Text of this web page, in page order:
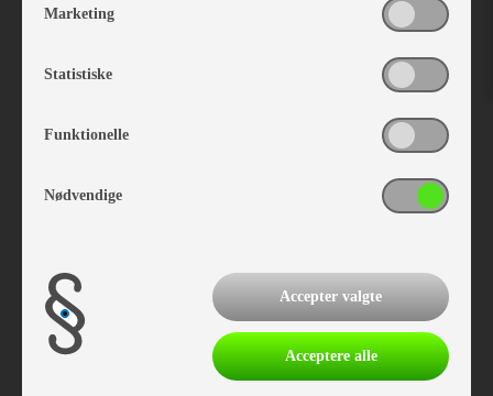
Vare nr. I900060458
kr 299,-
Marketing
Statistiske
Funktionelle
Nødvendige
Accepter valgte
Acceptere alle